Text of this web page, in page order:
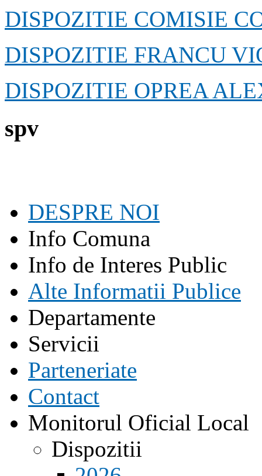
DISPOZITIE COMISIE
DISPOZITIE FRANCU
DISPOZITIE OPREA
spv
DESPRE NOI
Info Comuna
Info de Interes Public
Alte Informatii Publice
Departamente
Servicii
Parteneriate
Contact
Monitorul Oficial Local
Dispozitii